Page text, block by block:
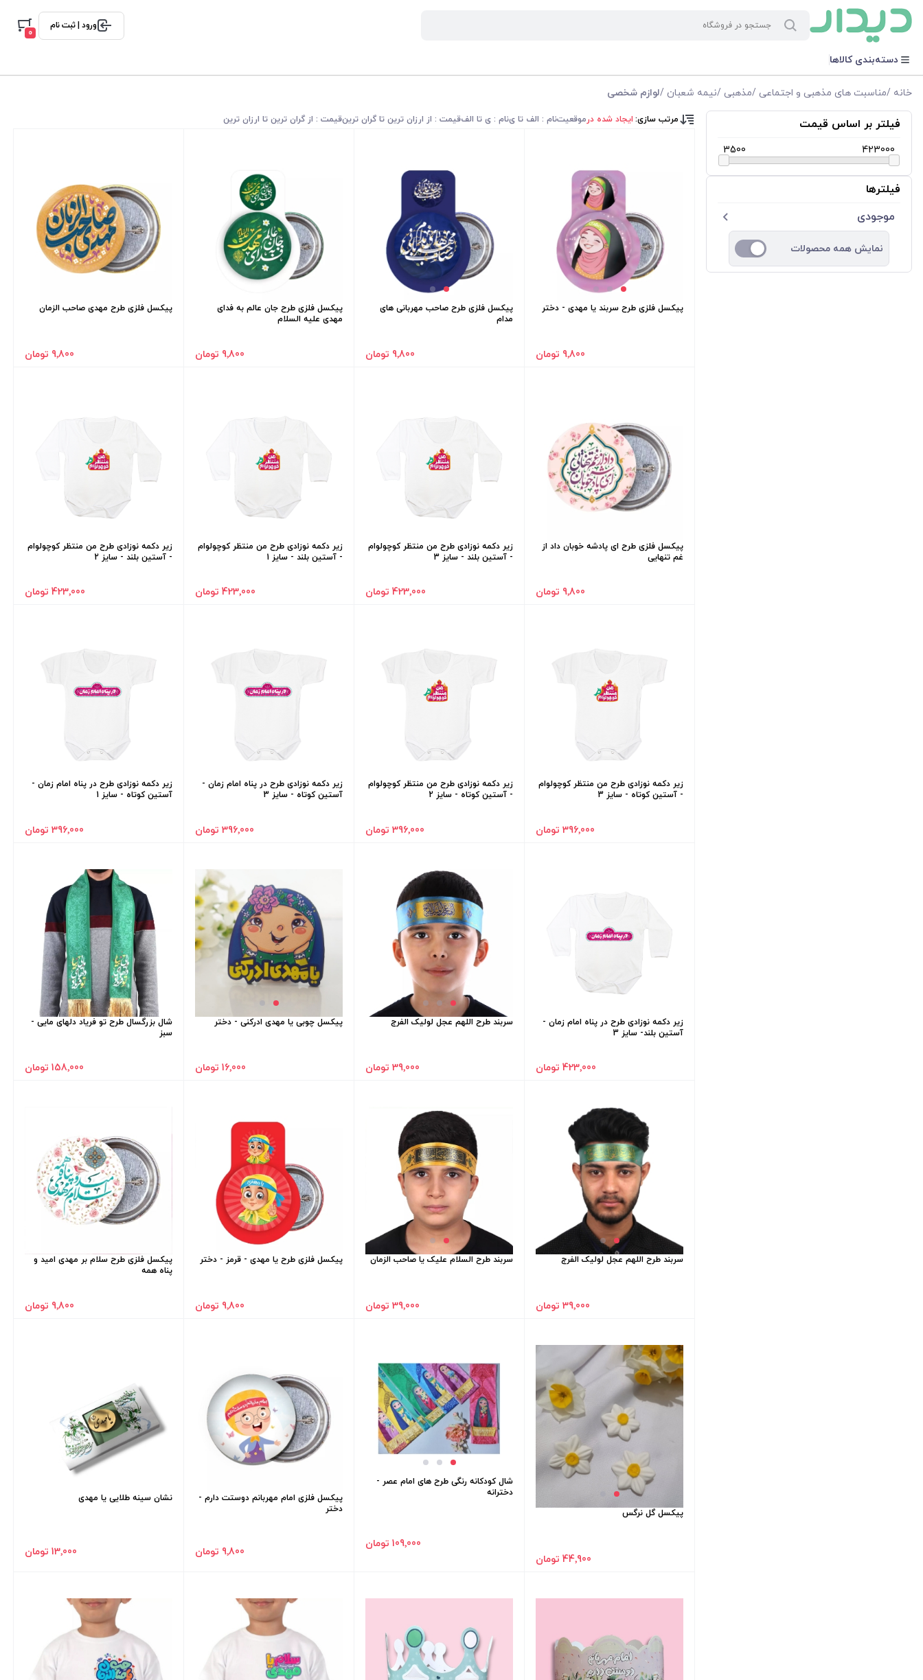
ورود | ثبت نام
0
دسته‌بندی کالاها
خانه /مناسبت های مذهبی و اجتماعی /مذهبی /نیمه شعبان /لوازم شخصی
فیلتر بر اساس قیمت
3500 423000
فیلترها
موجودی
نمایش همه محصولات
مرتب سازی: ایجاد شده درموقعیتنام : الف تا ینام : ی تا الفقیمت : از ارزان ترین تا گران ترینقیمت : از گران ترین تا ارزان ترین
پیکسل فلزی طرح سربند یا مهدی - دختر
9٬800 تومان
پیکسل فلزی طرح صاحب مهربانی های
مدام
9٬800 تومان
پیکسل فلزی طرح جان عالم به فدای
مهدی علیه السلام
9٬800 تومان
پیکسل فلزی طرح مهدی صاحب الزمان
9٬800 تومان
پیکسل فلزی طرح ای پادشه خوبان داد از
غم تنهایی
9٬800 تومان
زیر دکمه نوزادی طرح من منتظر کوچولوام
- آستین بلند - سایز 3
423٬000 تومان
زیر دکمه نوزادی طرح من منتظر کوچولوام
- آستین بلند - سایز 1
423٬000 تومان
زیر دکمه نوزادی طرح من منتظر کوچولوام
- آستین بلند - سایز 2
423٬000 تومان
زیر دکمه نوزادی طرح من منتظر کوچولوام
- آستین کوتاه - سایز 3
396٬000 تومان
زیر دکمه نوزادی طرح من منتظر کوچولوام
- آستین کوتاه - سایز 2
396٬000 تومان
زیر دکمه نوزادی طرح در پناه امام زمان -
آستین کوتاه - سایز 3
396٬000 تومان
زیر دکمه نوزادی طرح در پناه امام زمان -
آستین کوتاه - سایز 1
396٬000 تومان
زیر دکمه نوزادی طرح در پناه امام زمان -
آستین بلند- سایز 3
423٬000 تومان
سربند طرح اللهم عجل لولیک الفرج
39٬000 تومان
پیکسل چوبی یا مهدی ادرکنی - دختر
16٬000 تومان
شال بزرگسال طرح تو فریاد دلهای مایی -
سبز
158٬000 تومان
سربند طرح اللهم عجل لولیک الفرج
39٬000 تومان
سربند طرح السلام علیک یا صاحب الزمان
39٬000 تومان
پیکسل فلزی طرح یا مهدی - قرمز - دختر
9٬800 تومان
پیکسل فلزی طرح سلام بر مهدی امید و
پناه همه
9٬800 تومان
پیکسل گل نرگس
44٬900 تومان
شال کودکانه رنگی طرح های امام عصر -
دخترانه
109٬000 تومان
پیکسل فلزی امام مهربانم دوستت دارم -
دختر
9٬800 تومان
نشان سینه طلایی یا مهدی
13٬000 تومان